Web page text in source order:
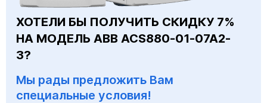
ХОТЕЛИ БЫ ПОЛУЧИТЬ СКИДКУ 7%
НА МОДЕЛЬ ABB ACS880-01-07A2-
3?
Мы рады предложить Вам
специальные условия!